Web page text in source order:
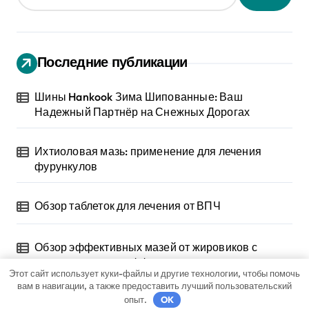
Последние публикации
Шины Hankook Зима Шипованные: Ваш
Надежный Партнёр на Снежных Дорогах
Ихтиоловая мазь: применение для лечения
фурункулов
Обзор таблеток для лечения от ВПЧ
Обзор эффективных мазей от жировиков с
рассасывающим эффектом
Насколько опасен положительный тест на впч 45
Этот сайт использует куки-файлы и другие технологии, чтобы помочь
вам в навигации, а также предоставить лучший пользовательский
опыт.
OK